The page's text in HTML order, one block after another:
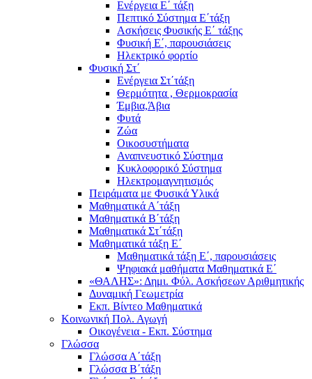
Ενέργεια Ε΄ τάξη
Πεπτικό Σύστημα Ε΄τάξη
Ασκήσεις Φυσικής Ε΄ τάξης
Φυσική Ε΄, παρουσιάσεις
Ηλεκτρικό φορτίο
Φυσική Στ΄
Ενέργεια Στ΄τάξη
Θερμότητα , Θερμοκρασία
Έμβια,Άβια
Φυτά
Ζώα
Οικοσυστήματα
Αναπνευστικό Σύστημα
Κυκλοφορικό Σύστημα
Ηλεκτρομαγνητισμός
Πειράματα με Φυσικά Υλικά
Μαθηματικά Α΄τάξη
Μαθηματικά Β΄τάξη
Μαθηματικά Στ΄τάξη
Μαθηματικά τάξη Ε΄
Μαθηματικά τάξη Ε΄, παρουσιάσεις
Ψηφιακά μαθήματα Μαθηματικά Ε΄
«ΘΑΛΗΣ»: Δημι. Φύλ. Ασκήσεων Αριθμητικής
Δυναμική Γεωμετρία
Εκπ. Βίντεο Μαθηματικά
Κοινωνική Πολ. Αγωγή
Οικογένεια - Εκπ. Σύστημα
Γλώσσα
Γλώσσα Α΄τάξη
Γλώσσα Β΄τάξη